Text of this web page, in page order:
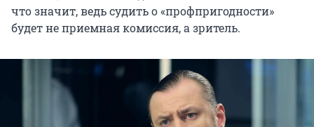
что значит, ведь судить о «профпригодности»
будет не приемная комиссия, а зритель.